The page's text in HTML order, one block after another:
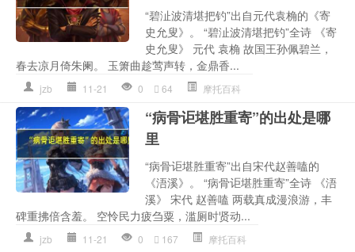
“碧沚波清堪把钓”出自元代袁桷的《寄
史允叟》。 “碧沚波清堪把钓”全诗 《寄
史允叟》 元代 袁桷 故国王孙佩碧兰，
春去凉月倚朱阑。 玉箫曲趁莺声转，金鼎香...
jzb 11-21 0 64 摩托百科
“病骨讵堪胜重寄”的出处是哪
里
“病骨讵堪胜重寄”出自宋代赵善嗑的
《浯溪》。 “病骨讵堪胜重寄”全诗 《浯
溪》 宋代 赵善嗑 两载真成漫浪游，丰
碑重拂倍含羞。 空怜民力疲刍粟，滥厕时贤动...
jzb 11-21 0 167 摩托百科